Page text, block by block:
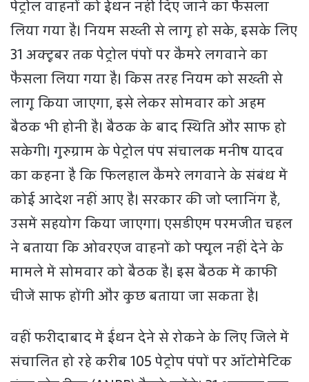
पेट्रोल वाहनों को ईंधन नहीं दिए जाने का फैसला
लिया गया है। नियम सख्ती से लागू हो सके, इसके लिए
31 अक्टूबर तक पेट्रोल पंपों पर कैमरे लगवाने का
फैसला लिया गया है। किस तरह नियम को सख्ती से
लागू किया जाएगा, इसे लेकर सोमवार को अहम
बैठक भी होनी है। बैठक के बाद स्थिति और साफ हो
सकेगी। गुरुग्राम के पेट्रोल पंप संचालक मनीष यादव
का कहना है कि फिलहाल कैमरे लगवाने के संबंध में
कोई आदेश नहीं आए है। सरकार की जो प्लानिंग है,
उसमें सहयोग किया जाएगा। एसडीएम परमजीत चहल
ने बताया कि ओवरएज वाहनों को फ्यूल नहीं देने के
मामले में सोमवार को बैठक है। इस बैठक में काफी
चीजें साफ होंगी और कुछ बताया जा सकता है।
वहीं फरीदाबाद में ईंधन देने से रोकने के लिए जिले में
संचालित हो रहे करीब 105 पेट्रोप पंपों पर ऑटोमेटिक